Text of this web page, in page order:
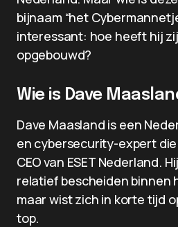
bijnaam “het
interessant: hoe heeft hij
opgebouwd?
Wie is Dave
Dave Maasland is een
en cybersecurity-expert
CEO van ESET Nederland.
relatief bescheiden binnen
maar wist zich in korte tijd
top.